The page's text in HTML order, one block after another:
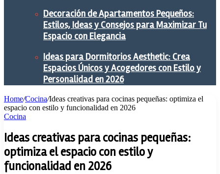
Decoración de Apartamentos Pequeños:
Estilos, Ideas y Consejos para Maximizar Tu
Espacio con Elegancia
Ideas para Dormitorios Aesthetic: Crea
Espacios Únicos y Acogedores con Estilo y
Personalidad en 2026
Home/Cocina/Ideas creativas para cocinas pequeñas: optimiza el
espacio con estilo y funcionalidad en 2026
Cocina
Ideas creativas para cocinas pequeñas:
optimiza el espacio con estilo y
funcionalidad en 2026